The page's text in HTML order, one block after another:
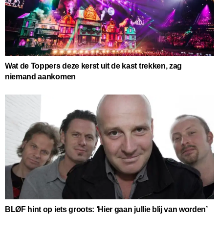
Wat de Toppers deze kerst uit de kast trekken, zag
niemand aankomen
BLØF hint op iets groots: ‘Hier gaan jullie blij van worden’